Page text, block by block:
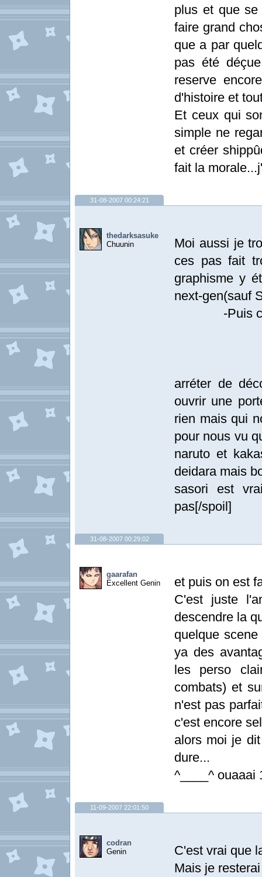
plus et que
faire grand
que a par
pas été
reserve
d'histoire et
Et ceux qui
simple ne
et créer
fait la
31-08-2007 00:24:21
thedarksasuke
Chuunin
Moi aussi je
ces pas fait
graphisme y
next-gen(sauf
-Puis
arréter de
ouvrir une
rien mais qui
pour nous vu
naruto et
deidara mais
sasori est
pas[/spoil]
31-08-2007 00:29:02
gaarafan
Excellent Genin
et puis on est
C'est juste
descendre la
quelque
ya des
les perso
combats) et
n'est pas
c'est encore
alors moi je
dure...
^____^ ouaaai
11-09-2007 22:01:50
codran
Genin
C'est vrai que
Mais je